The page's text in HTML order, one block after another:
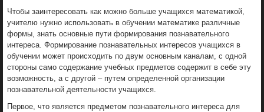
Чтобы заинтересовать как можно больше учащихся математикой,
учителю нужно использовать в обучении математике различные
формы, знать основные пути формирования познавательного
интереса. Формирование познавательных интересов учащихся в
обучении может происходить по двум основным каналам, с одной
стороны само содержание учебных предметов содержит в себе эту
возможность, а с другой – путем определенной организации
познавательной деятельности учащихся.
Первое, что является предметом познавательного интереса для